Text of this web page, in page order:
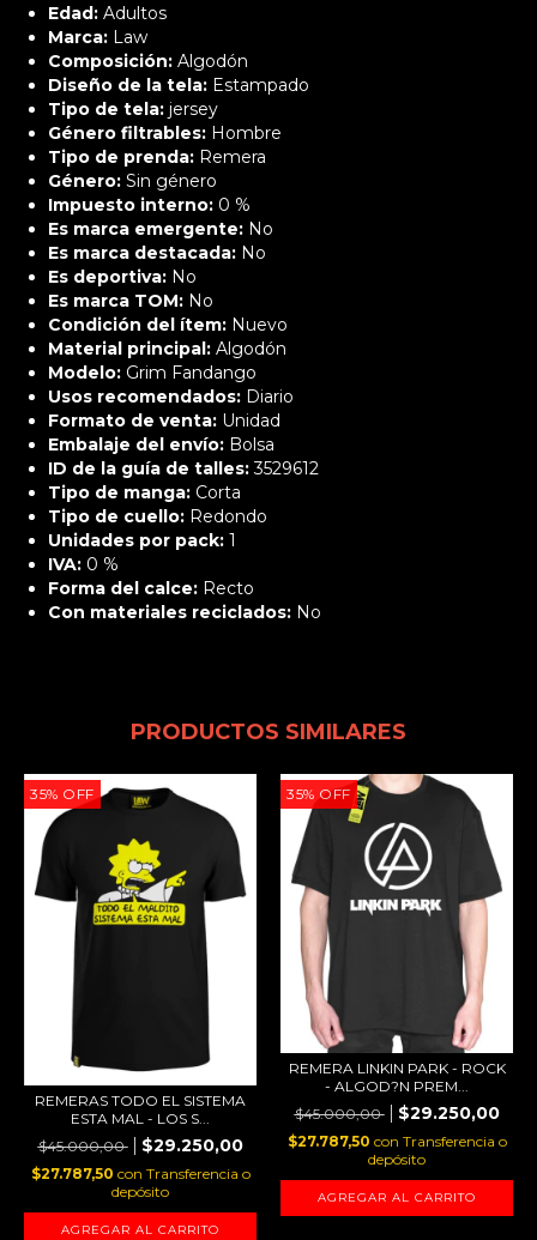
Edad: Adultos
Marca: Law
Composición: Algodón
Diseño de la tela: Estampado
Tipo de tela: jersey
Género filtrables: Hombre
Tipo de prenda: Remera
Género: Sin género
Impuesto interno: 0 %
Es marca emergente: No
Es marca destacada: No
Es deportiva: No
Es marca TOM: No
Condición del ítem: Nuevo
Material principal: Algodón
Modelo: Grim Fandango
Usos recomendados: Diario
Formato de venta: Unidad
Embalaje del envío: Bolsa
ID de la guía de talles:3529612
Tipo de manga: Corta
Tipo de cuello: Redondo
Unidades por pack: 1
IVA: 0 %
Forma del calce: Recto
Con materiales reciclados: No
PRODUCTOS SIMILARES
35% OFF
REMERAS TODO EL SISTEMA
ESTA MAL - LOS S...
$45.000,00
$29.250,00
$27.787,50 con Transferencia o
depósito
AGREGAR AL CARRITO
35% OFF
REMERA LINKIN PARK - ROCK
- ALGOD?N PREM...
$45.000,00
$29.250,00
$27.787,50 con Transferencia o
depósito
AGREGAR AL CARRITO